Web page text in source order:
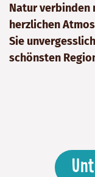
Natur verbinden
herzlichen
Sie
schönsten